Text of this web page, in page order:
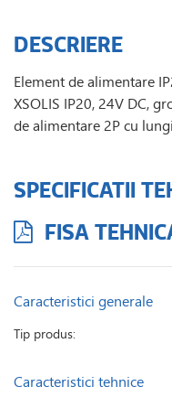
DESCRIERE
Element de alimentare
XSOLIS IP20, 24V DC,
de alimentare 2P cu
SPECIFICATII
FISA
Caracteristici generale
Tip produs:
Caracteristici tehnice